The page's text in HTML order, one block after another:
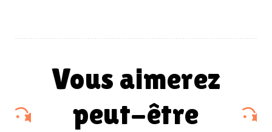
vous aimerez
peut-être